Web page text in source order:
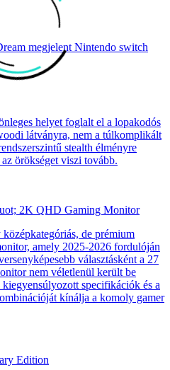
megjelent Nintendo switch
helyet foglalt el a lopakodós
látványra, nem a túlkomplikált
stealth élményre
örökséget viszi tovább.
2K QHD Gaming Monitor
de prémium
amely 2025-2026 fordulóján
választásként a 27
nem véletlenül került be
specifikációk és a
kínálja a komoly gamer
Edition